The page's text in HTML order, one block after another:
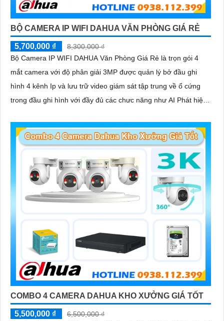
BỘ CAMERA IP WIFI DAHUA VĂN PHÒNG GIÁ RẺ
5,700,000 ₫
8,300,000 ₫
Bộ Camera IP WIFI DAHUA Văn Phòng Giá Rẻ là trọn gói 4
mắt camera với độ phân giải 3MP được quản lý bở đầu ghi
hình 4 kênh Ip và lưu trữ video giám sát tập trung về ổ cứng
trong đầu ghi hình với đầy đủ các chưc năng như AI Phát hiện
vào ban đêm
COMBO 4 CAMERA DAHUA KHO XƯỞNG GIÁ TỐT
5,500,000 ₫
6,500,000 ₫